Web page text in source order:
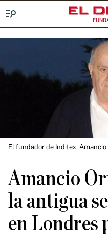
El fundador de Inditex, Amancio
Amancio
la antigua
en Londres